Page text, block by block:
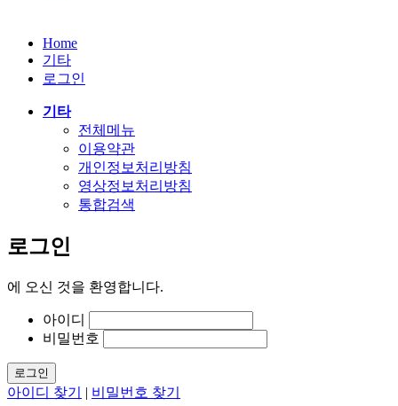
Home
기타
로그인
기타
전체메뉴
이용약관
개인정보처리방침
영상정보처리방침
통합검색
로그인
에 오신 것을 환영합니다.
아이디
비밀번호
로그인
아이디 찾기 | 비밀번호 찾기